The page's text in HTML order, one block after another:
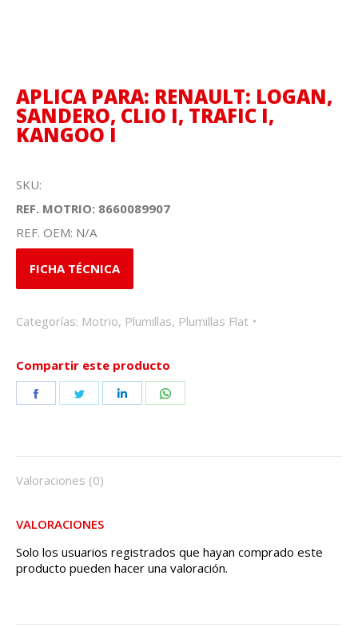
APLICA PARA: RENAULT: LOGAN,
SANDERO, CLIO I, TRAFIC I,
KANGOO I
SKU:
REF. MOTRIO: 8660089907
REF. OEM: N/A
FICHA TÉCNICA
Categorías: Motrio, Plumillas, Plumillas Flat
Compartir este producto
Share
Share
Share
Valoraciones (0)
VALORACIONES
Solo los usuarios registrados que hayan comprado este
producto pueden hacer una valoración.